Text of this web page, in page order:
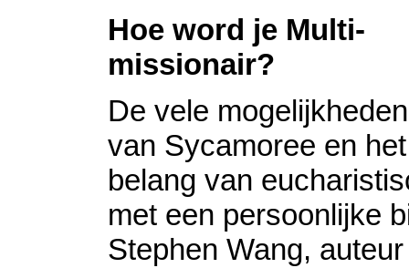
Hoe word je Multi-
missionair?
De vele mogelijkheden
van Sycamoree en het
belang van
met een persoonlijke
Stephen Wang,